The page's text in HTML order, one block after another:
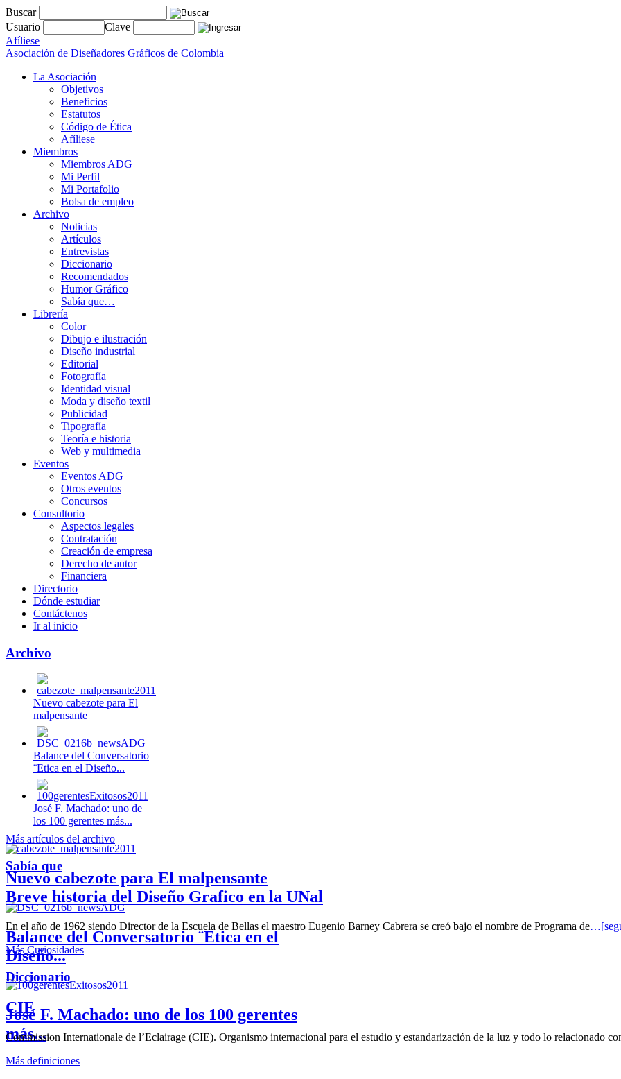
Buscar
Usuario
Clave
Afíliese
Asociación de Diseñadores Gráficos de Colombia
La Asociación
Objetivos
Beneficios
Estatutos
Código de Ética
Afíliese
Miembros
Miembros ADG
Mi Perfil
Mi Portafolio
Bolsa de empleo
Archivo
Noticias
Artículos
Entrevistas
Diccionario
Recomendados
Humor Gráfico
Sabía que…
Librería
Color
Dibujo e ilustración
Diseño industrial
Editorial
Fotografía
Identidad visual
Moda y diseño textil
Publicidad
Tipografía
Teoría e historia
Web y multimedia
Eventos
Eventos ADG
Otros eventos
Concursos
Consultorio
Aspectos legales
Contratación
Creación de empresa
Derecho de autor
Financiera
Directorio
Dónde estudiar
Contáctenos
Ir al inicio
Archivo
Nuevo cabezote para El
malpensante
Balance del Conversatorio
¨Etica en el Diseño...
José F. Machado: uno de
los 100 gerentes más...
Nuevo cabezote para El malpensante
Balance del Conversatorio ¨Etica en el
Diseño...
José F. Machado: uno de los 100 gerentes
más...
Más artículos del archivo
Sabía que
Breve historia del Diseño Grafico en la UNal
En el año de 1962 siendo Director de la Escuela de Bellas el maestro Eugenio Barney Cabrera se creó bajo el nombre de Programa de
Más Curiosidades
Diccionario
CIE
Commission Internationale de l’Eclairage (CIE). Organismo internacional para el estudio y estandarización de la luz y todo lo relacionado
Más definiciones